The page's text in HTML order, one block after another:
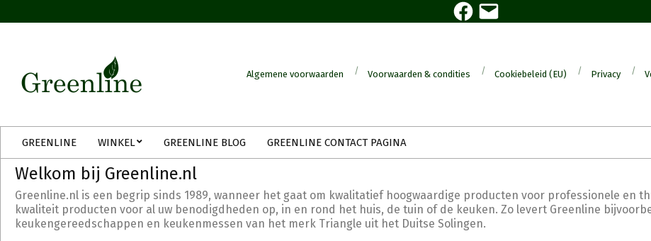
to
Facebook
E-
mail
Algemene voorwaarden Voorwaarden & condities Cookiebeleid (EU) Privacy
Menu
GREENLINE WINKEL GREENLINE BLOG GREENLINE CONTACT PAGINA
Welkom bij Greenline.nl
Greenline.nl is een begrip sinds 1989, wanneer het gaat om kwalitatief hoogwaardige producten voor professionele en
kwaliteit producten voor al uw benodigdheden op, in en rond het huis, de tuin of de keuken. Zo levert Greenline
keukengereedschappen en keukenmessen van het merk Triangle uit het Duitse Solingen.